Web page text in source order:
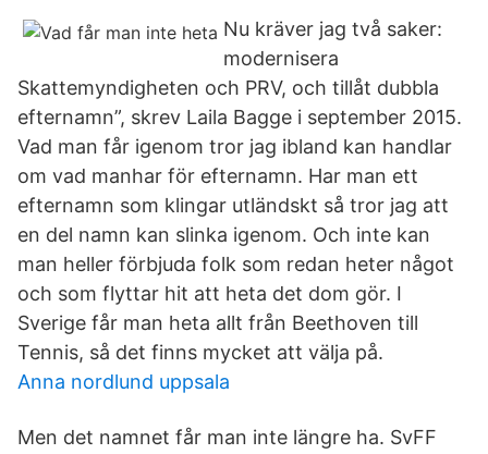
Nu kräver jag två saker:
modernisera
Skattemyndigheten och PRV, och tillåt dubbla
efternamn”, skrev Laila Bagge i september 2015.
Vad man får igenom tror jag ibland kan handlar
om vad manhar för efternamn. Har man ett
efternamn som klingar utländskt så tror jag att
en del namn kan slinka igenom. Och inte kan
man heller förbjuda folk som redan heter något
och som flyttar hit att heta det dom gör. I
Sverige får man heta allt från Beethoven till
Tennis, så det finns mycket att välja på.
Anna nordlund uppsala
Men det namnet får man inte längre ha. SvFF